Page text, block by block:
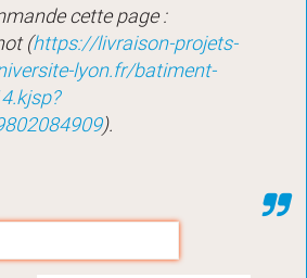
cette page :
Bâtiment Carnot (https://livraison-projets-
lyon.fr/batiment-
).